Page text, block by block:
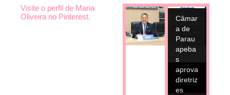
Visite o perfil de Maria
Oliveira no Pinterest.
Comu
nicado
10 JUL
2026
Câmar
a de
Parau
apeba
s
aprova
diretriz
es